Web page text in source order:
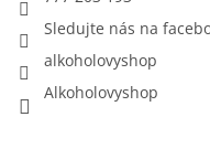
Sledujte nás na
alkoholovyshop
Alkoholovyshop